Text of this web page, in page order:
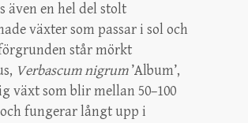
även en hel del stolt
växter som passar i sol och
står mörkt
Verbascum nigrum’Album’,
växt som blir mellan 50–100
fungerar långt upp i